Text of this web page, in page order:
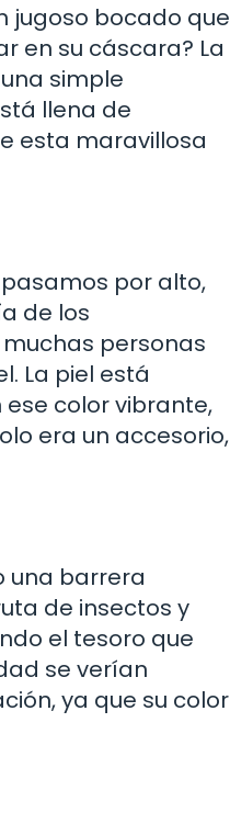
jugoso bocado que
en su cáscara? La
simple
llena de
esta maravillosa
por alto,
de los
personas
La piel está
color vibrante,
era un accesorio,
una barrera
de insectos y
el tesoro que
se verían
ya que su color